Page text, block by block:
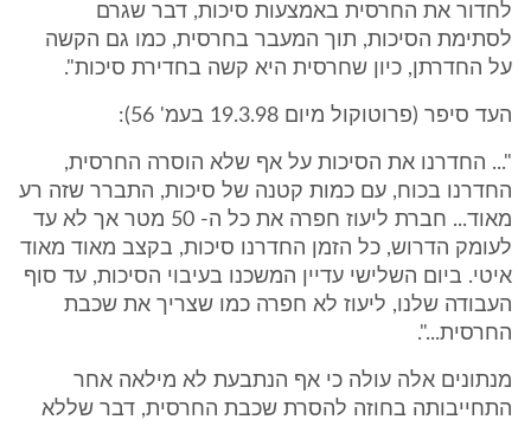
לחדור את החרסית באמצעות סיכות, דבר שגרם
לסתימת הסיכות, תוך המעבר בחרסית, כמו גם הקשה
על החדרתן, כיון שחרסית היא קשה בחדירת סיכות".
העד סיפר (פרוטוקול מיום 19.3.98 בעמ' 56):
"... החדרנו את הסיכות על אף שלא הוסרה החרסית,
החדרנו בכוח, עם כמות קטנה של סיכות, התברר שזה רע
מאוד... חברת ליעוז חפרה את כל ה- 50 מטר אך לא עד
לעומק הדרוש, כל הזמן החדרנו סיכות, בקצב מאוד מאוד
איטי. ביום השלישי עדיין המשכנו בעיבוי הסיכות, עד סוף
העבודה שלנו, ליעוז לא חפרה כמו שצריך את שכבת
החרסית...".
מנתונים אלה עולה כי אף הנתבעת לא מילאה אחר
התחייבותה בחוזה להסרת שכבת החרסית, דבר שללא